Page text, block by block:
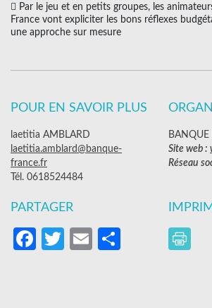
 Par le jeu et en petits groupes, les
France vont expliciter les bons réflexes
une approche sur mesure
POUR EN SAVOIR PLUS
laetitia AMBLARD
laetitia.amblard@banque-
france.fr
Tél. 0618524484
BANQUE
Site web :
Réseau
PARTAGER
Facebook
Twitter
EmailPartager